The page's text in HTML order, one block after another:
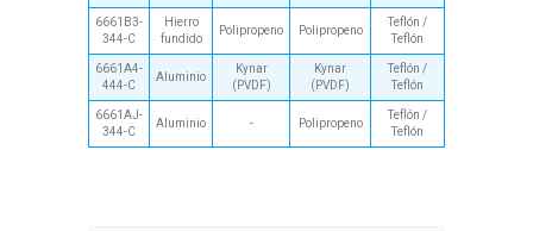
6661B3-
344-C
Hierro
fundido
Polipropeno Polipropeno
Teflón /
Teflón
6661A4-
444-C
Aluminio
Kynar
(PVDF)
Kynar
(PVDF)
Teflón /
Teflón
6661AJ-
344-C
Aluminio - Polipropeno
Teflón /
Teflón